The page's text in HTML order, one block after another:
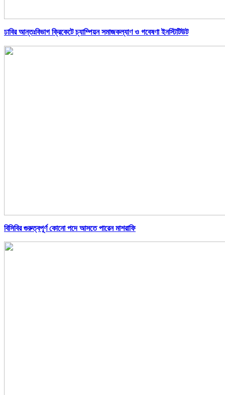
ঢাবির আন্তঃবিভাগ ক্রিকেটে চ্যাম্পিয়ন সমাজকল্যাণ ও গবেষণা ইনস্টিটিউট
বিসিবির গুরুত্বপূর্ণ কোনো পদে আসতে পারেন মাশরাফি